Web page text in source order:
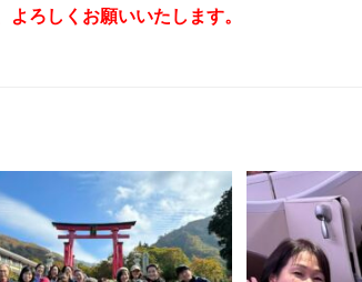
ろしくお願いいたします。